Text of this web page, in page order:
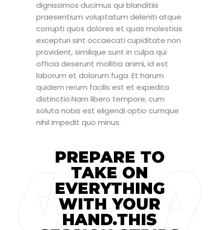
dignissimos ducimus qui blanditiis
praesentium voluptatum deleniti atque
corrupti quos dolores et quas molestias
excepturi sint occaecati cupiditate non
provident, similique sunt in culpa qui
officia deserunt mollitia animi, id est
laborum et dolorum fuga. Et harum
quidem rerum facilis est et expedita
distinctio.Nam libero tempore, cum
soluta nobis est eligendi optio cumque
nihil impedit quo minus.
PREPARE TO
TAKE ON
EVERYTHING
WITH YOUR
HAND.THIS